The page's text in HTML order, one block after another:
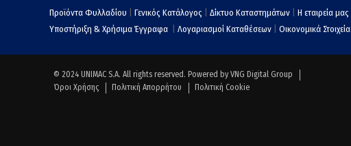
Προϊόντα Φυλλαδίου Γενικός Κατάλογος Δίκτυο Καταστημάτων Η εταιρεία μας
Υποστήριξη & Χρήσιμα Έγγραφα
Λογαριασμοί Καταθέσεων Οικονομικά Στοιχεία
© 2024 UNIMAC S.A. All rights reserved. Powered by VNG Digital Group
Όροι Χρήσης
Πολιτική Απορρήτου Πολιτική Cookie